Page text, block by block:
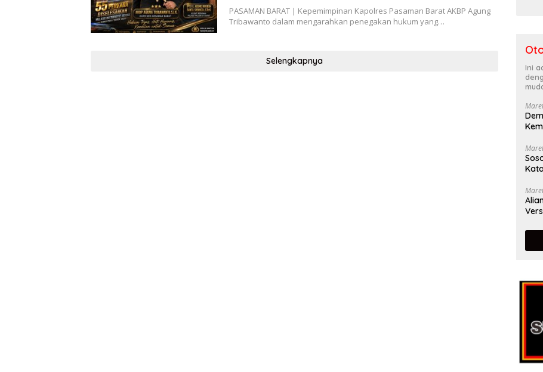
PASAMAN BARAT | Kepemimpinan Kapolres Pasaman Barat AKBP Agung
Tribawanto dalam mengarahkan penegakan hukum yang…
Selengkapnya
Ini